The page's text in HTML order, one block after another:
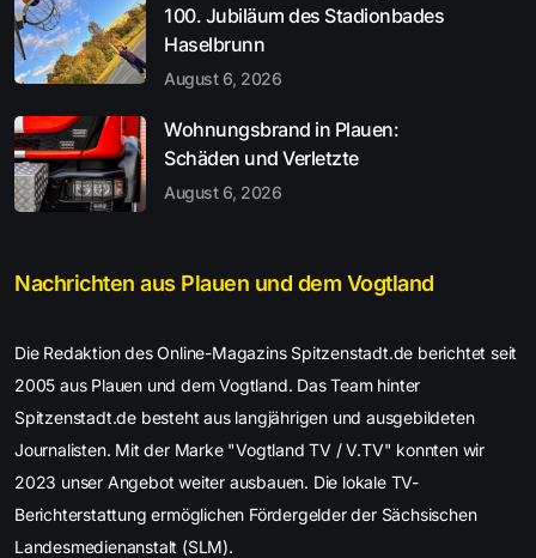
100. Jubiläum des Stadionbades
Haselbrunn
August 6, 2026
Wohnungsbrand in Plauen:
Schäden und Verletzte
August 6, 2026
Nachrichten aus Plauen und dem Vogtland
Die Redaktion des Online-Magazins Spitzenstadt.de berichtet seit
2005 aus Plauen und dem Vogtland. Das Team hinter
Spitzenstadt.de besteht aus langjährigen und ausgebildeten
Journalisten. Mit der Marke "Vogtland TV / V.TV" konnten wir
2023 unser Angebot weiter ausbauen. Die lokale TV-
Berichterstattung ermöglichen Fördergelder der Sächsischen
Landesmedienanstalt (SLM).